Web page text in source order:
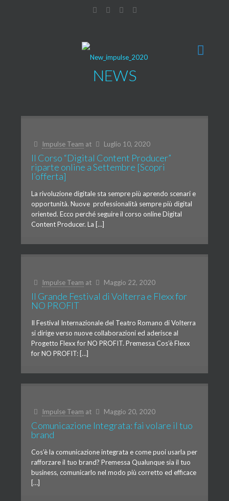
NEWS
Impulse Team at Luglio 10, 2020
Il Corso “Digital Content Producer”
riparte online a Settembre [Scopri
l’offerta]
La rivoluzione digitale sta sempre più aprendo scenari e
opportunità. Nuove professionalità sempre più digital
oriented. Ecco perché seguire il corso online Digital
Content Producer. La […]
Impulse Team at Maggio 22, 2020
Il Grande Festival di Volterra e Flexx for
NO PROFIT
Il Festival Internazionale del Teatro Romano di Volterra
si dirige verso nuove collaborazioni ed aderisce al
Progetto Flexx for NO PROFIT. Premessa Cos’è Flexx
for NO PROFIT: […]
Impulse Team at Maggio 20, 2020
Comunicazione Integrata: fai volare il tuo
brand
Cos’è la comunicazione integrata e come puoi usarla per
rafforzare il tuo brand? Premessa Qualunque sia il tuo
business, comunicarlo nel modo più corretto ed efficace
[…]